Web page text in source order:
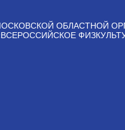
ОБЛАСТНОЙ